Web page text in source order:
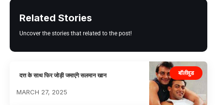
Related Stories
Uncover the stories that related to the post!
बॉलीवुड
दत्त के साथ फिर जोड़ी जमाएंगे सलमान खान
MARCH 27, 2025